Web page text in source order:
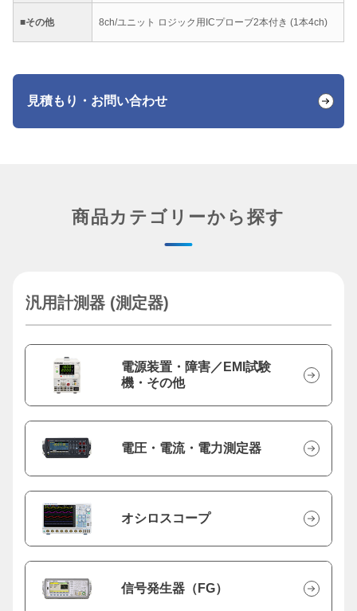
■その他 8ch/ユニット ロジック用ICプローブ2本付き (1本4ch)
見積もり・お問い合わせ
商品カテゴリーから探す
汎用計測器 (測定器)
電源装置・障害／EMI試験
機・その他
電圧・電流・電力測定器
オシロスコープ
信号発生器（FG）